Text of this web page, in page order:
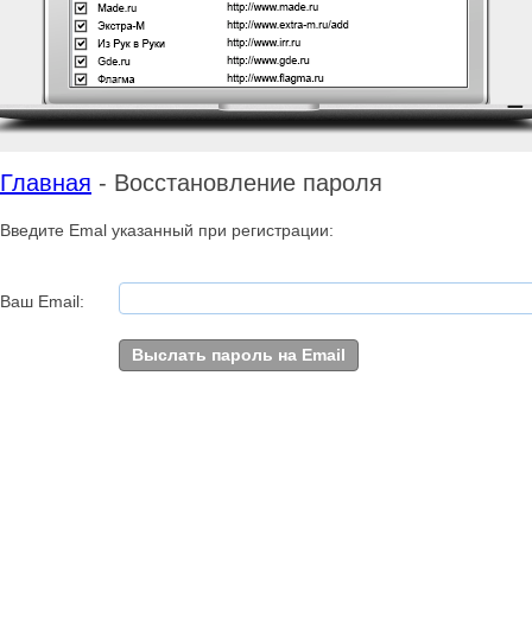
Главная - Восстановление пароля
Введите Emal указанный при регистрации:
Ваш Email: